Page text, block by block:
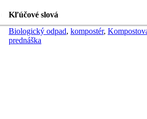
Kľúčové slová
Biologický odpad, kompostér,
prednáška